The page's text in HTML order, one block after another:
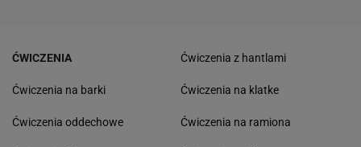
ĆWICZENIA
Ćwiczenia na barki
Ćwiczenia oddechowe
Ćwiczenia z hantlami
Ćwiczenia na klatke
Ćwiczenia na ramiona